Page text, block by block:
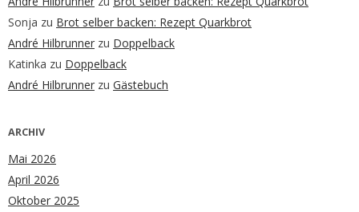
Sonja zu Brot selber backen: Rezept Quarkbrot
André Hilbrunner zu Doppelback
Katinka zu Doppelback
André Hilbrunner zu Gästebuch
ARCHIV
Mai 2026
April 2026
Oktober 2025